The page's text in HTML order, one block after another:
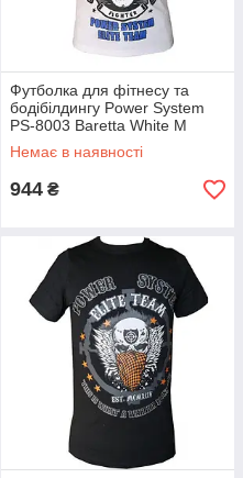
Футболка для фітнесу та
бодібілдингу Power System
PS-8003 Baretta White M
Немає в наявності
944 ₴